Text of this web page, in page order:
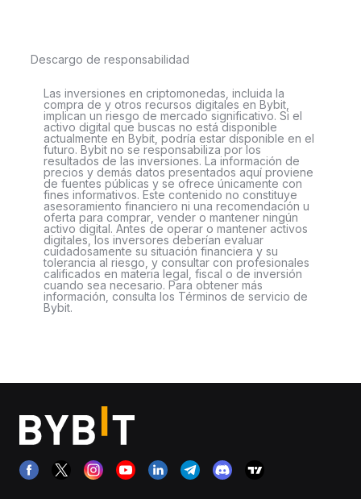
Descargo de responsabilidad
Las inversiones en criptomonedas, incluida la
compra de y otros recursos digitales en Bybit,
implican un riesgo de mercado significativo. Si el
activo digital que buscas no está disponible
actualmente en Bybit, podría estar disponible en el
futuro. Bybit no se responsabiliza por los
resultados de las inversiones. La información de
precios y demás datos presentados aquí proviene
de fuentes públicas y se ofrece únicamente con
fines informativos. Este contenido no constituye
asesoramiento financiero ni una recomendación u
oferta para comprar, vender o mantener ningún
activo digital. Antes de operar o mantener activos
digitales, los inversores deberían evaluar
cuidadosamente su situación financiera y su
tolerancia al riesgo, y consultar con profesionales
calificados en materia legal, fiscal o de inversión
cuando sea necesario. Para obtener más
información, consulta los Términos de servicio de
Bybit.